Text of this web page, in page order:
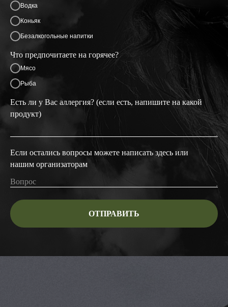
Водка
Коньяк
Безалкогольные напитки
Что предпочитаете на горячее?
Мясо
Рыба
Есть ли у Вас аллергия? (если есть, напишите на какой
продукт)
Если остались вопросы можете написать здесь или
нашим организаторам
ОТПРАВИТЬ